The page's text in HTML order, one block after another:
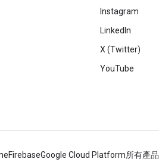
Instagram
LinkedIn
X (Twitter)
YouTube
FirebaseGoogle Cloud Platform所有產品